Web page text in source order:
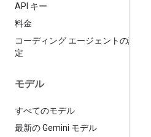
API キー
料金
コーディング エージェントの設
定
モデル
すべてのモデル
最新の Gemini モデル